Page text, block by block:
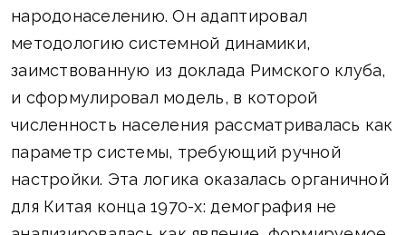
народонаселению. Он адаптировал
методологию системной динамики,
заимствованную из доклада Римского клуба,
и сформулировал модель, в которой
численность населения рассматривалась как
параметр системы, требующий ручной
настройки. Эта логика оказалась органичной
для Китая конца 1970-х: демография не